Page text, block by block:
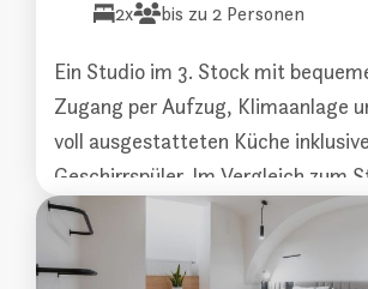
2x bis zu 2 Personen
Ein Studio im 3. Stock mit
Zugang per Aufzug, Klimaanlage
voll ausgestatteten Küche inklusive
Geschirrspüler. Im Vergleich zum
Superior hebt es Ihren Aufenthalt
Stufe höher.